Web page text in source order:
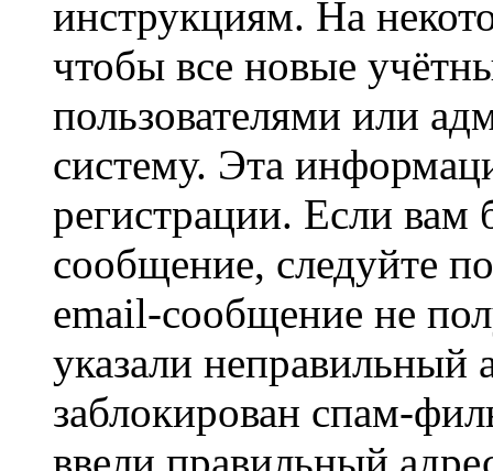
инструкциям. На
чтобы все новые
пользователями или
систему. Эта
регистрации. Если
сообщение, следуйте
email-сообщение не
указали неправильный
заблокирован спам-
ввели правильный